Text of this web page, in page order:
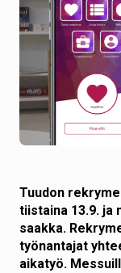
Tuudon
tiistaina 13.9. ja
saakka.
työnantajat
aikatyö.